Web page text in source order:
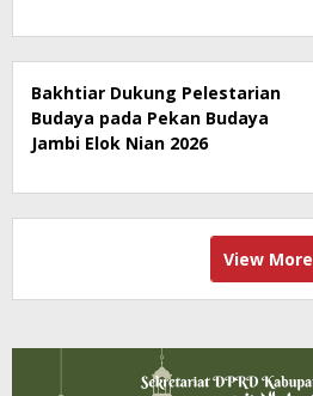
Bakhtiar Dukung Pelestarian
Budaya pada Pekan Budaya
Jambi Elok Nian 2026
View More